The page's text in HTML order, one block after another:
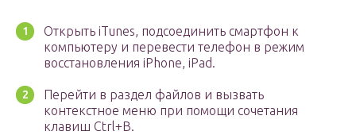
Открыть iTunes, подсоединить смартфон к
компьютеру и перевести телефон в режим
восстановления iPhone, iPad.
Перейти в раздел файлов и вызвать
контекстное меню при помощи сочетания
клавиш Ctrl+B.